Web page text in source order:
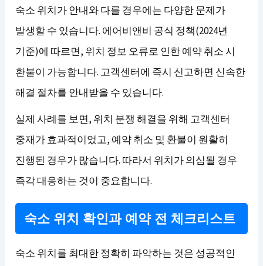
숙소 위치가 안내와 다를 경우에는 다양한 문제가
발생할 수 있습니다. 에어비앤비 공식 정책(2024년
기준)에 따르면, 위치 정보 오류로 인한 예약 취소 시
환불이 가능합니다. 고객센터에 즉시 신고하면 신속한
해결 절차를 안내받을 수 있습니다.
실제 사례를 보면, 위치 분쟁 해결을 위해 고객센터
중재가 효과적이었고, 예약 취소 및 환불이 원활히
진행된 경우가 많습니다. 따라서 위치가 의심될 경우
즉각 대응하는 것이 중요합니다.
숙소 위치 확인과 예약 전 체크리스트
숙소 위치를 최대한 정확히 파악하는 것은 성공적인